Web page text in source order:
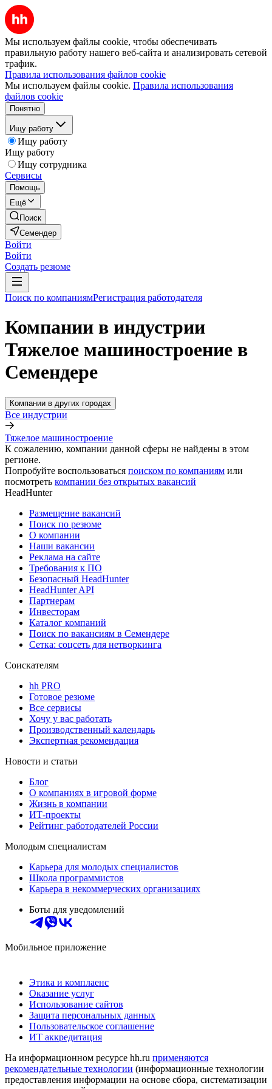
Мы используем файлы cookie, чтобы обеспечивать
правильную работу нашего веб-сайта и анализировать сетевой
трафик.
Правила использования файлов cookie
Мы используем файлы cookie. Правила использования
файлов cookie
Понятно
Ищу работу
Ищу работу
Ищу работу
Ищу сотрудника
Сервисы
Помощь
Ещё
Поиск
Семендер
Войти
Войти
Создать резюме
Поиск по компаниямРегистрация работодателя
Компании в индустрии
Тяжелое машиностроение в
Семендере
Компании в других городах
Все индустрии
Тяжелое машиностроение
К сожалению, компании данной сферы не найдены в этом
регионе.
Попробуйте воспользоваться поиском по компаниям или
посмотреть компании без открытых вакансий
HeadHunter
Размещение вакансий
Поиск по резюме
О компании
Наши вакансии
Реклама на сайте
Требования к ПО
Безопасный HeadHunter
HeadHunter API
Партнерам
Инвесторам
Каталог компаний
Поиск по вакансиям в Семендере
Сетка: соцсеть для нетворкинга
Соискателям
hh PRO
Готовое резюме
Все сервисы
Хочу у вас работать
Производственный календарь
Экспертная рекомендация
Новости и статьи
Блог
О компаниях в игровой форме
Жизнь в компании
ИТ-проекты
Рейтинг работодателей России
Молодым специалистам
Карьера для молодых специалистов
Школа программистов
Карьера в некоммерческих организациях
Боты для уведомлений
Мобильное приложение
Этика и комплаенс
Оказание услуг
Использование сайтов
Защита персональных данных
Пользовательское соглашение
ИТ аккредитация
На информационном ресурсе hh.ru применяются
рекомендательные технологии (информационные технологии
предоставления информации на основе сбора, систематизации